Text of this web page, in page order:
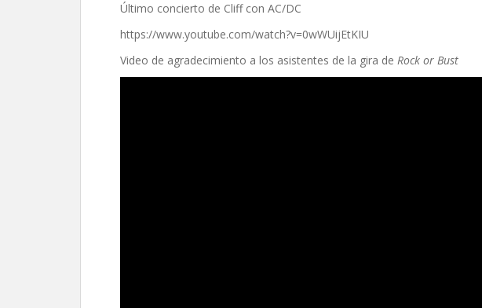
Último concierto de Cliff con AC/DC
https://www.youtube.com/watch?v=0wWUijEtKIU
Video de agradecimiento a los asistentes de la gira de Rock or Bust